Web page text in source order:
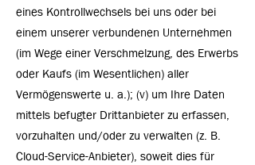
eines Kontrollwechsels bei uns oder bei
einem unserer verbundenen Unternehmen
(im Wege einer Verschmelzung, des Erwerbs
oder Kaufs (im Wesentlichen) aller
Vermögenswerte u. a.); (v) um Ihre Daten
mittels befugter Drittanbieter zu erfassen,
vorzuhalten und/oder zu verwalten (z. B.
Cloud-Service-Anbieter), soweit dies für